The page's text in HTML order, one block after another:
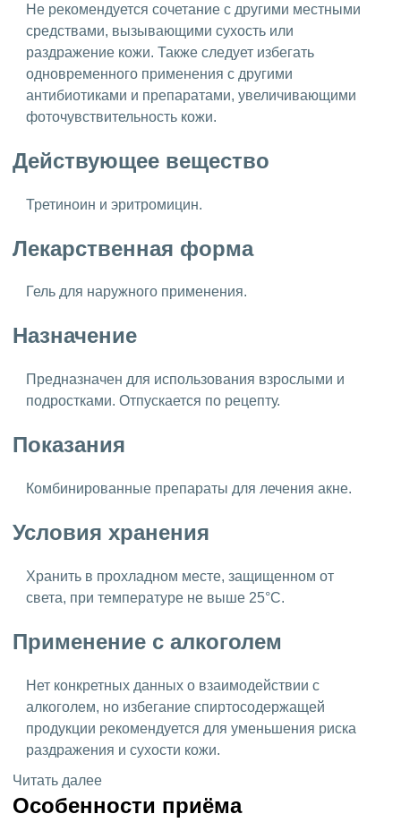
Не рекомендуется сочетание с другими местными
средствами, вызывающими сухость или
раздражение кожи. Также следует избегать
одновременного применения с другими
антибиотиками и препаратами, увеличивающими
фоточувствительность кожи.
Действующее вещество
Третиноин и эритромицин.
Лекарственная форма
Гель для наружного применения.
Назначение
Предназначен для использования взрослыми и
подростками. Отпускается по рецепту.
Показания
Комбинированные препараты для лечения акне.
Условия хранения
Хранить в прохладном месте, защищенном от
света, при температуре не выше 25°C.
Применение с алкоголем
Нет конкретных данных о взаимодействии с
алкоголем, но избегание спиртосодержащей
продукции рекомендуется для уменьшения риска
раздражения и сухости кожи.
Читать далее
Особенности приёма